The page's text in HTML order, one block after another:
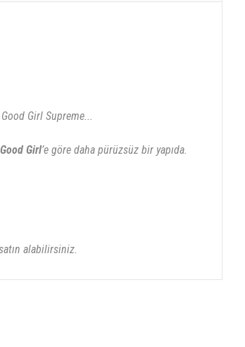
Girl Supreme...
Good Girl’e göre daha pürüzsüz bir yapıda.
alabilirsiniz.